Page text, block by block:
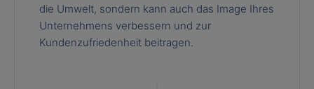
die Umwelt, sondern kann auch das Image Ihres
Unternehmens verbessern und zur
Kundenzufriedenheit beitragen.